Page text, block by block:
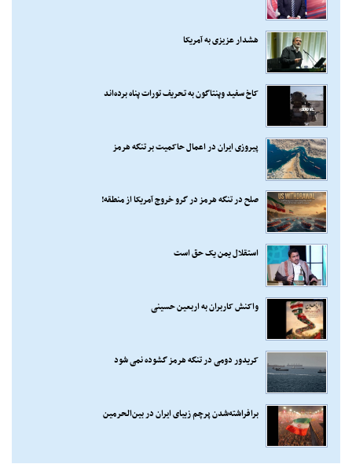
هشدار عزیزی به آمریکا
کاخ سفید وپنتاگون به تحریف تورات پناه برده‌اند
پیروزی ایران در اعمال حاکمیت بر تنگه هرمز
صلح در تنگه هرمز در گرو خروج آمریکا از منطقه!
استقلال یمن یک حق است
واکنش کاربران به اربعین حسینی
کریدور دومی در تنگه هرمز گشوده نمی شود
برافراشته‌شدن پرچم زیبای ایران در بین‌الحرمین